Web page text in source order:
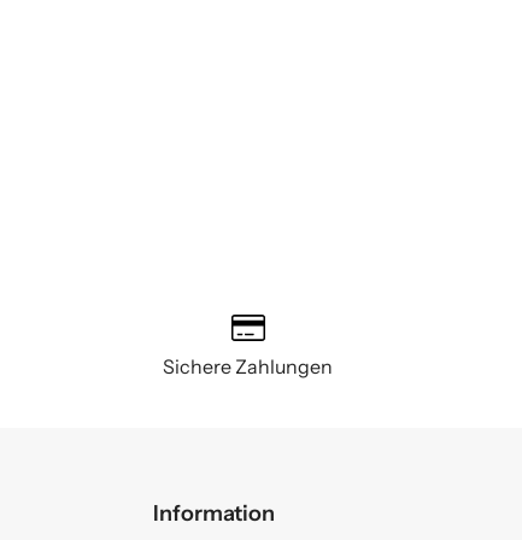
Sichere Zahlungen
Information